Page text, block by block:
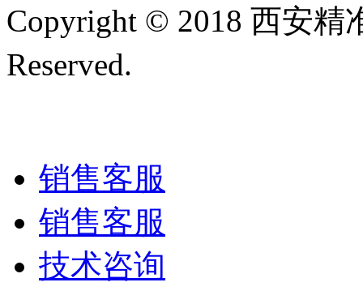
Copyright © 2018 西安精
Reserved.
销售客服
销售客服
技术咨询